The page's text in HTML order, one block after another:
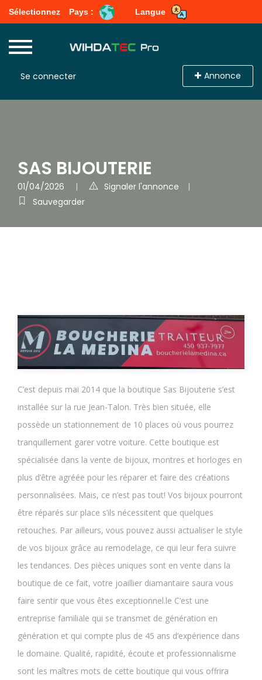
Sélectionnez Pays : Langue
Se connecter Annonce
SAS BIJOUTERIE
01/04/2026
Signaler l'annonce
Sauvegarder
C’est depuis mai 2014 que la boutique Sas Bijouterie s’est
installée sur la rue Jean-Talon. Très bien située, elle
possède un stationnement de 10 places où vous pourrez
tranquillement garer votre voiture. Cette boutique est
spécialisée dans la vente de bijoux, montres et horloges en
plus d’être agréée pour les réparer et faire des créations
personnalisées. Mais, ce n’est pas tout! Vos bijoux pourront
être réparés sur place s’ils nécessitent que quelques
retouches. Par ailleurs, vous pouvez aussi actualiser le style
de vos bijoux grâce au remodelage, ce qui leur fera suivre
les tendances. Des pièces uniques sont en vente dans la
boutique de ce fait, votre joaillier diamantaire saura vous
faire sentir que vous êtes exceptionnel.le C’est une
entreprise familiale qui se transmet de génération en
génération et qui compte plus de 45 ans d’expérience dans
le domaine. Qualité, rapidité, écoute et professionnalisme
sont les maîtres mots de cette boutique qui vous offrira